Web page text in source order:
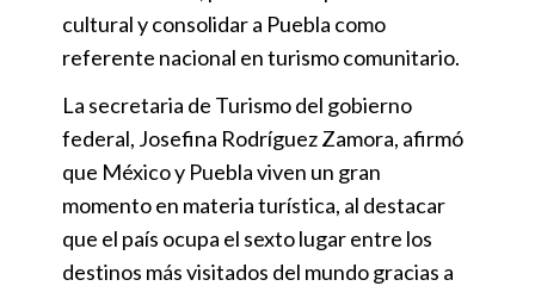
cultural y consolidar a Puebla como
referente nacional en turismo comunitario.
La secretaria de Turismo del gobierno
federal, Josefina Rodríguez Zamora, afirmó
que México y Puebla viven un gran
momento en materia turística, al destacar
que el país ocupa el sexto lugar entre los
destinos más visitados del mundo gracias a